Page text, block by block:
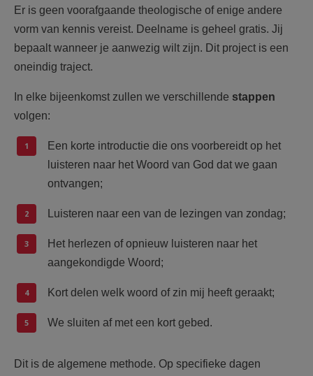
Er is geen voorafgaande theologische of enige andere
vorm van kennis vereist. Deelname is geheel gratis. Jij
bepaalt wanneer je aanwezig wilt zijn. Dit project is een
oneindig traject.
In elke bijeenkomst zullen we verschillende stappen
volgen:
Een korte introductie die ons voorbereidt op het
luisteren naar het Woord van God dat we gaan
ontvangen;
Luisteren naar een van de lezingen van zondag;
Het herlezen of opnieuw luisteren naar het
aangekondigde Woord;
Kort delen welk woord of zin mij heeft geraakt;
We sluiten af ​​met een kort gebed.
Dit is de algemene methode. Op specifieke dagen